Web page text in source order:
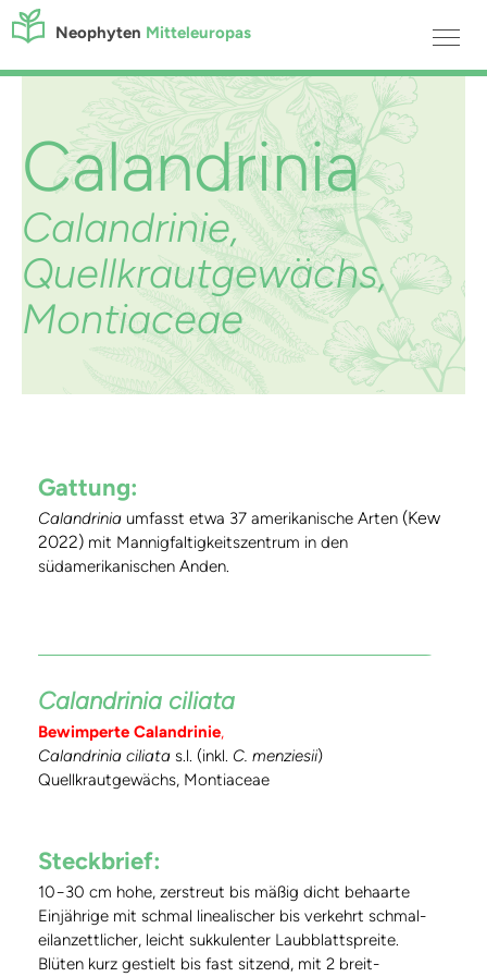
Neophyten Mitteleuropas
Calandrinia
Calandrinie,
Quellkrautgewächs,
Montiaceae
Gattung:
Calandrinia umfasst etwa 37 amerikanische Arten (Kew
2022) mit Mannigfaltigkeitszentrum in den
südamerikanischen Anden.
Calandrinia ciliata
Bewimperte Calandrinie,
Calandrinia ciliata s.l. (inkl. C. menziesii)
Quellkrautgewächs, Montiaceae
Steckbrief:
10−30 cm hohe, zerstreut bis mäßig dicht behaarte
Einjährige mit schmal linealischer bis verkehrt schmal-
eilanzettlicher, leicht sukkulenter Laubblattspreite.
Blüten kurz gestielt bis fast sitzend, mit 2 breit-